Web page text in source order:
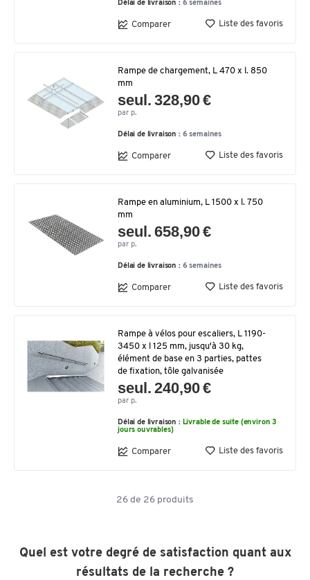
Délai de livraison : 6 semaines
Comparer Liste des favoris
Rampe de chargement, L 470 x l. 850
mm
seul. 328,90 €
par p.
Délai de livraison : 6 semaines
Comparer Liste des favoris
Rampe en aluminium, L 1500 x l. 750
mm
seul. 658,90 €
par p.
Délai de livraison : 6 semaines
Comparer Liste des favoris
Rampe à vélos pour escaliers, L 1190-
3450 x l 125 mm, jusqu'à 30 kg,
élément de base en 3 parties, pattes
de fixation, tôle galvanisée
seul. 240,90 €
par p.
Délai de livraison : Livrable de suite (environ 3
jours ouvrables)
Comparer Liste des favoris
26 de 26 produits
Quel est votre degré de satisfaction quant aux
résultats de la recherche ?